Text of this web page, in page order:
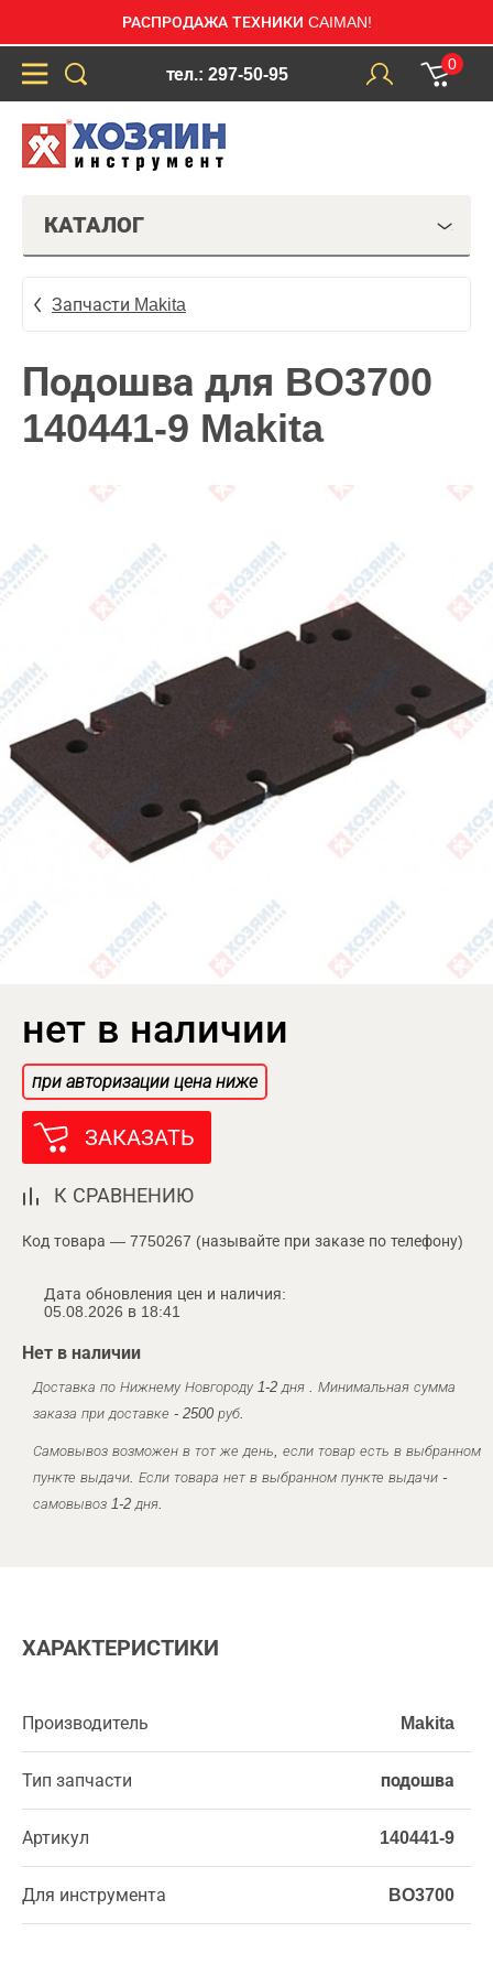
РАСПРОДАЖА ТЕХНИКИ CAIMAN!
тел.: 297-50-95
0
КАТАЛОГ
Запчасти Makita
Подошва для BO3700
140441-9 Makita
нет в наличии
при авторизации цена ниже
ЗАКАЗАТЬ
К СРАВНЕНИЮ
Код товара — 7750267 (называйте при заказе по телефону)
Дата обновления цен и наличия:
05.08.2026 в 18:41
Нет в наличии
Доставка по Нижнему Новгороду 1-2 дня . Минимальная сумма
заказа при доставке - 2500 руб.
Самовывоз возможен в тот же день, если товар есть в выбранном
пункте выдачи. Если товара нет в выбранном пункте выдачи -
самовывоз 1-2 дня.
ХАРАКТЕРИСТИКИ
Производитель Makita
Тип запчасти подошва
Артикул 140441-9
Для инструмента BO3700